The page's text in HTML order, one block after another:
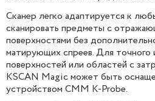
Сканер легко адаптируется к
сканировать предметы с
поверхностями без
матирующих спреев. Для точного
поверхностей или областей с
KSCAN Magic может быть
устройством CMM K-Probe.